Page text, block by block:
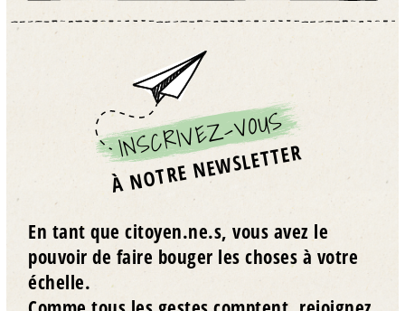
INSCRIVEZ-VOUS
À NOTRE NEWSLETTER
En tant que citoyen.ne.s, vous avez le
pouvoir de faire bouger les choses à votre
échelle.